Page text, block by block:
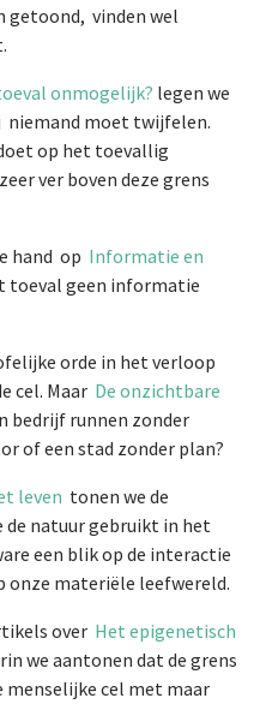
getoond, vinden wel
onmogelijk? legen we
niemand moet twijfelen.
op het toevallig
ver boven deze grens
hand op Informatie en
toeval geen informatie
orde in het verloop
cel. Maar De onzichtbare
bedrijf runnen zonder
of een stad zonder plan?
leven tonen we de
de natuur gebruikt in het
een blik op de interactie
onze materiële leefwereld.
over Het epigenetisch
we aantonen dat de grens
menselijke cel met maar